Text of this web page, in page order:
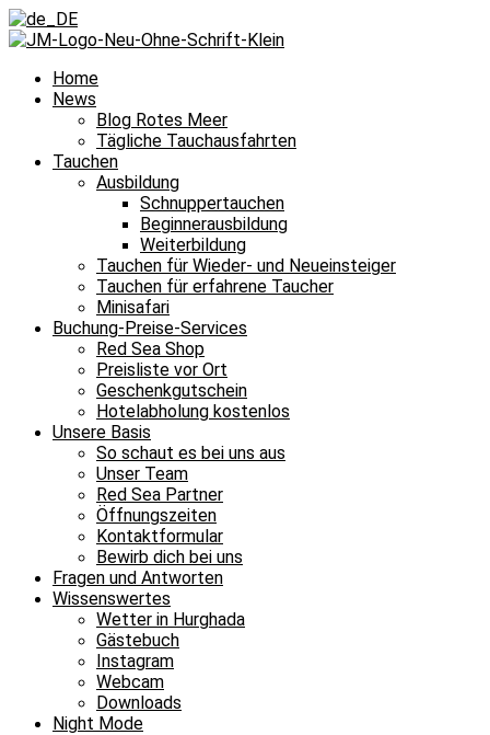
Home
News
Blog Rotes Meer
Tägliche Tauchausfahrten
Tauchen
Ausbildung
Schnuppertauchen
Beginnerausbildung
Weiterbildung
Tauchen für Wieder- und Neueinsteiger
Tauchen für erfahrene Taucher
Minisafari
Buchung-Preise-Services
Red Sea Shop
Preisliste vor Ort
Geschenkgutschein
Hotelabholung kostenlos
Unsere Basis
So schaut es bei uns aus
Unser Team
Red Sea Partner
Öffnungszeiten
Kontaktformular
Bewirb dich bei uns
Fragen und Antworten
Wissenswertes
Wetter in Hurghada
Gästebuch
Instagram
Webcam
Downloads
Night Mode